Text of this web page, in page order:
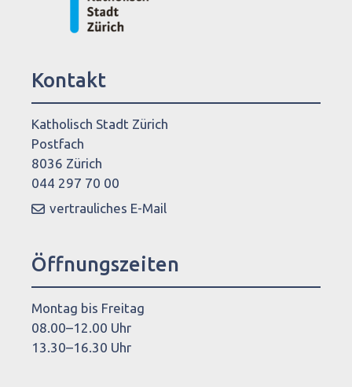
Kontakt
Katholisch Stadt Zürich
Postfach
8036 Zürich
044 297 70 00
vertrauliches E-Mail
Öffnungszeiten
Montag bis Freitag
08.00–12.00 Uhr
13.30–16.30 Uhr